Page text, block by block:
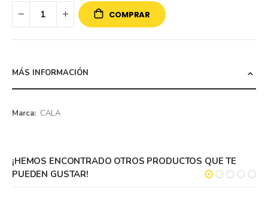
COMPRAR
MÁS INFORMACIÓN
Más
CALA
¡HEMOS ENCONTRADO OTROS PRODUCTOS QUE TE
PUEDEN GUSTAR!